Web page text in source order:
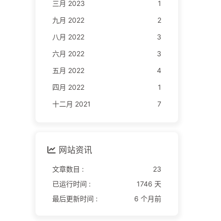
三月 2023
1
九月 2022
2
八月 2022
3
六月 2022
3
五月 2022
4
四月 2022
1
十二月 2021
7
网站资讯
文章数目 :
23
已运行时间 :
1746 天
最后更新时间 :
6 个月前